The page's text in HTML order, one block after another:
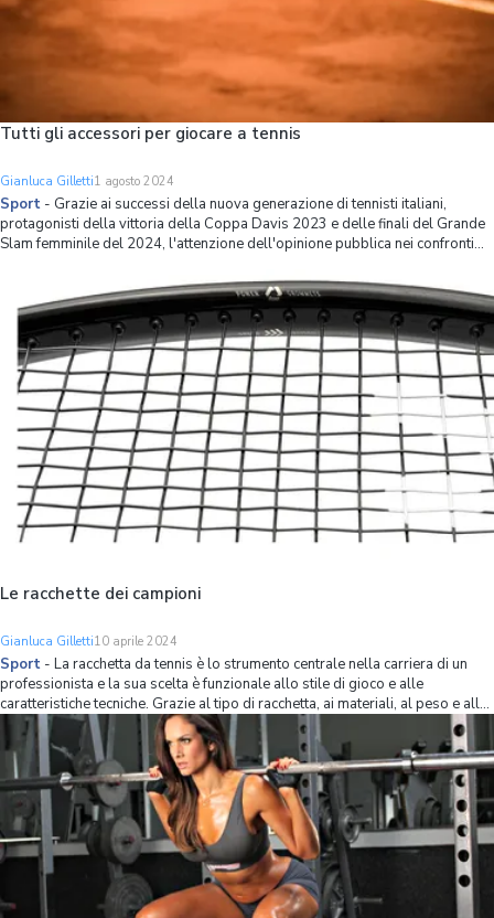
Tutti gli accessori per giocare a tennis
Gianluca Gilletti1 agosto 2024
Sport - Grazie ai successi della nuova generazione di tennisti italiani,
protagonisti della vittoria della Coppa Davis 2023 e delle finali del Grande
Slam femminile del 2024, l'attenzione dell'opinione pubblica nei confronti
Le racchette dei campioni
Gianluca Gilletti10 aprile 2024
Sport - La racchetta da tennis è lo strumento centrale nella carriera di un
professionista e la sua scelta è funzionale allo stile di gioco e alle
caratteristiche tecniche. Grazie al tipo di racchetta, ai materiali, al peso e alla
forma dell'ovale si possono esaltare i colpi migliori, a cominciare da quel